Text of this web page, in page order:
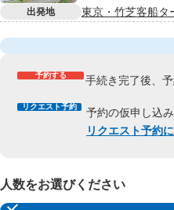
出発地 東京・竹芝客船タ
予約する 手続き完了後、予
リクエスト予約
予約の仮申し込
リクエスト予約
人数をお選びください